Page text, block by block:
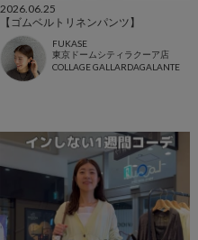
2026.06.25
【ゴムベルトリネンパンツ】
FUKASE
東京ドームシティラクーア店
COLLAGE GALLARDAGALANTE